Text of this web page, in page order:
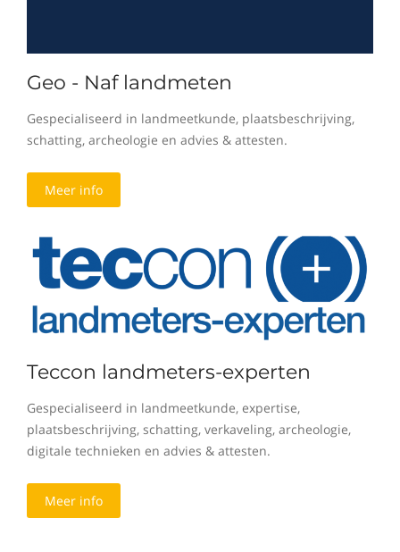
Geo - Naf landmeten
Gespecialiseerd in landmeetkunde, plaatsbeschrijving,
schatting, archeologie en advies & attesten.
Meer info
Teccon landmeters-experten
Gespecialiseerd in landmeetkunde, expertise,
plaatsbeschrijving, schatting, verkaveling, archeologie,
digitale technieken en advies & attesten.
Meer info